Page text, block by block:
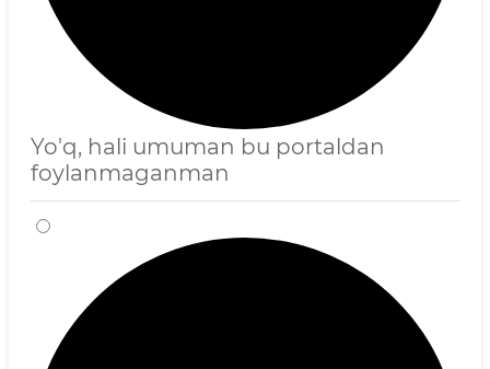
Yo'q, hali umuman bu portaldan
foylanmaganman